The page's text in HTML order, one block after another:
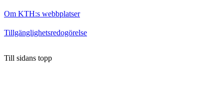
Om KTH:s webbplatser
Tillgänglighetsredogörelse
Till sidans topp